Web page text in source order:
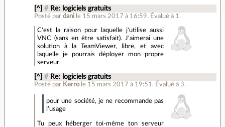
[^] # Re: logiciels gratuits
Posté pardani le 15 mars 2017 à 16:59. Évalué à 1.
C'est la raison pour laquelle j'utilise aussi
VNC (sans en être satisfait). J'aimerai une
solution à la TeamViewer, libre, et avec
laquelle je pourrais déployer mon propre
serveur
[^] # Re: logiciels gratuits
Posté par Kerro le 15 mars 2017 à 19:51 . Évalué à 3.
pour une société, je ne recommande pas
l’usage
Tu peux héberger toi-même ton serveur